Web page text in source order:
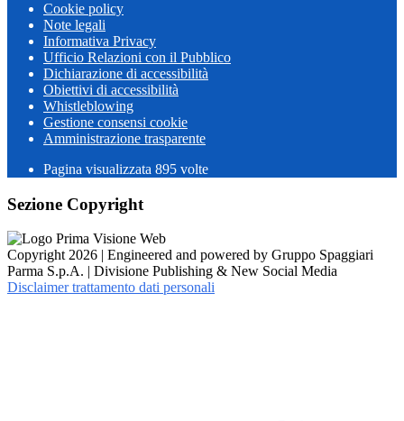
Cookie policy
Note legali
Informativa Privacy
Ufficio Relazioni con il Pubblico
Dichiarazione di accessibilità
Obiettivi di accessibilità
Whistleblowing
Gestione consensi cookie
Amministrazione trasparente
Pagina visualizzata 895 volte
Sezione Copyright
Copyright 2026 | Engineered and powered by Gruppo Spaggiari
Parma S.p.A. | Divisione Publishing & New Social Media
Disclaimer trattamento dati personali